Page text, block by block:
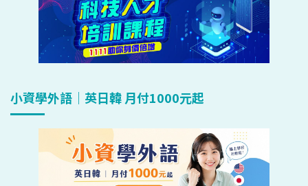
小資學外語｜英日韓 月付1000元起